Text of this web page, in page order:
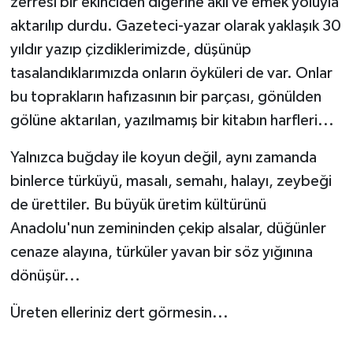
aktarılıp durdu. Gazeteci-yazar olarak yaklaşık 30
yıldır yazıp çizdiklerimizde, düşünüp
tasalandıklarımızda onların öyküleri de var. Onlar
bu toprakların hafızasının bir parçası, gönülden
gölüne aktarılan, yazılmamış bir kitabın harfleri...
Yalnızca buğday ile koyun değil, aynı zamanda
binlerce türküyü, masalı, semahı, halayı, zeybeği
de ürettiler. Bu büyük üretim kültürünü
Anadolu'nun zemininden çekip alsalar, düğünler
cenaze alayına, türküler yavan bir söz yığınına
dönüşür...
Üreten elleriniz dert görmesin...